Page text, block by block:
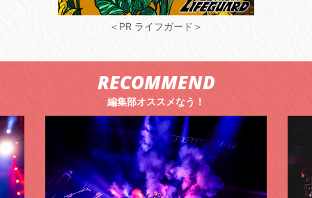
＜PR ライフガード＞
RECOMMEND
編集部オススメなう！